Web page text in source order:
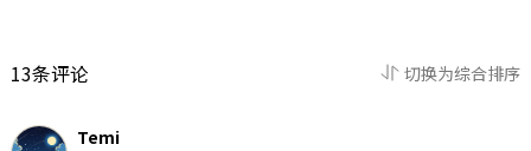
13条评论 切换为综合排序
Temi